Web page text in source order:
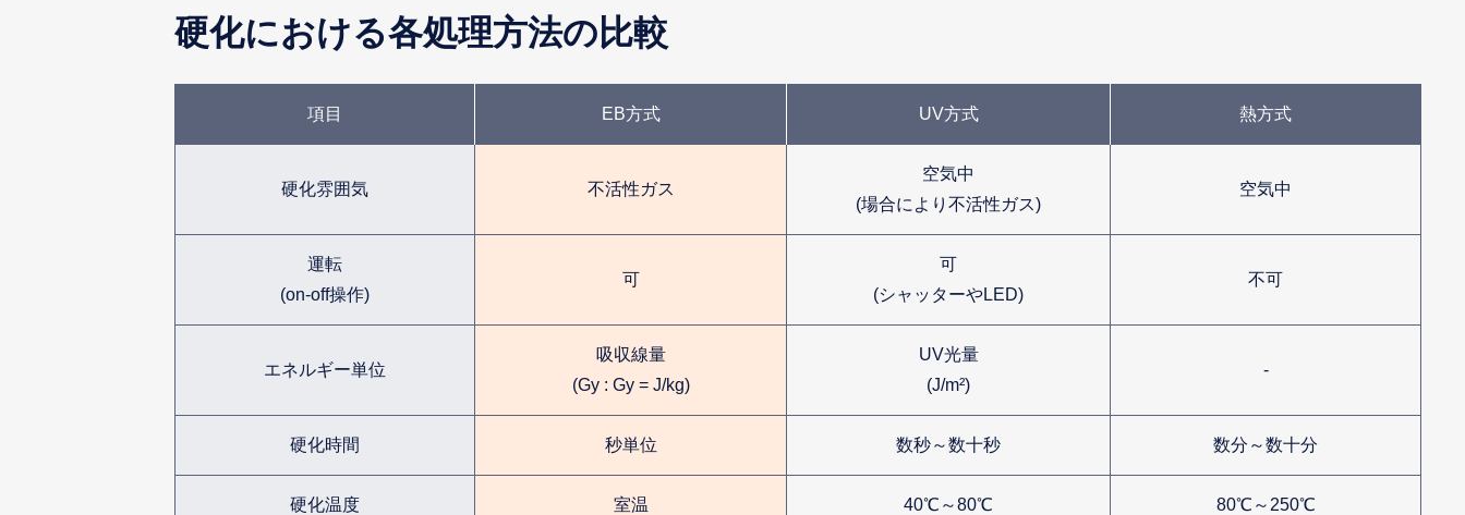
硬化における各処理方法の比較
項目 EB方式 UV方式 熱方式
硬化雰囲気 不活性ガス
空気中
(場合により不活性ガス)
空気中
運転
(on-off操作)
可
可
(シャッターやLED)
不可
エネルギー単位
吸収線量
(Gy : Gy = J/kg)
UV光量
(J/m²)
-
硬化時間 秒単位 数秒～数十秒 数分～数十分
硬化温度 室温 40℃～80℃ 80℃～250℃